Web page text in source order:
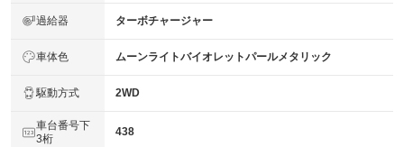
過給器 ターボチャージャー
車体色 ムーンライトバイオレットパールメタリック
駆動方式 2WD
車台番号下
3桁
438